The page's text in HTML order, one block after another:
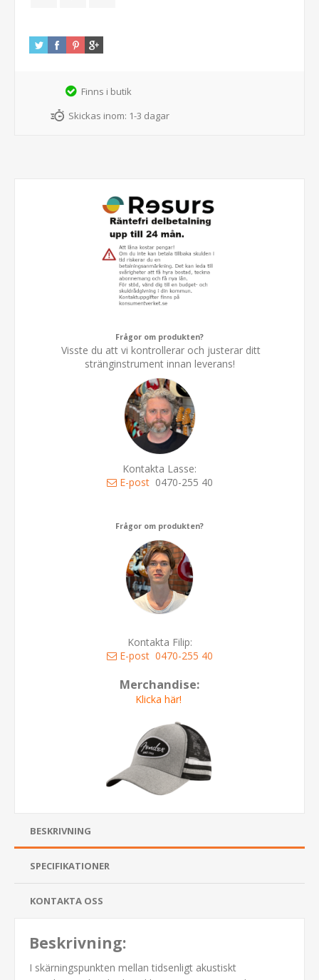
Finns i butik
Skickas inom: 1-3 dagar
Frågor om produkten?
Visste du att vi kontrollerar och justerar ditt
stränginstrument innan leverans!
Kontakta Lasse:
E-post0470-255 40
Frågor om produkten?
Kontakta Filip:
E-post 0470-255 40
Merchandise:
Klicka här!
BESKRIVNING
SPECIFIKATIONER
KONTAKTA OSS
Beskrivning:
I skärningspunkten mellan tidsenligt akustiskt